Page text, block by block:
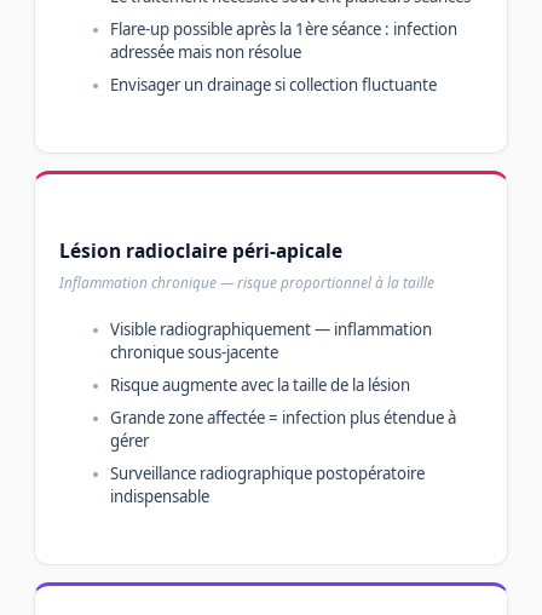
Flare-up possible après la 1ère séance : infection
adressée mais non résolue
Envisager un drainage si collection fluctuante
Lésion radioclaire péri-apicale
Inflammation chronique — risque proportionnel à la taille
Visible radiographiquement — inflammation
chronique sous-jacente
Risque augmente avec la taille de la lésion
Grande zone affectée = infection plus étendue à
gérer
Surveillance radiographique postopératoire
indispensable